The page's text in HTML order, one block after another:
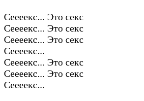
Сеееекс... Это секс
Сеееекс... Это секс
Сеееекс... Это секс
Сеееекс...
Сеееекс... Это секс
Сеееекс... Это секс
Сеееекс...